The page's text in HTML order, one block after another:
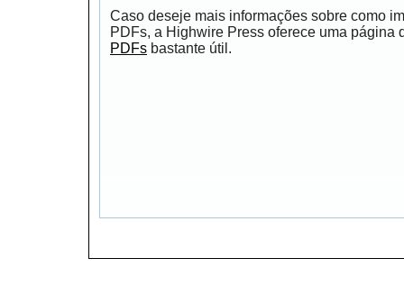
Caso deseje mais informações sobre como
PDFs, a Highwire Press oferece uma página
PDFs bastante útil.